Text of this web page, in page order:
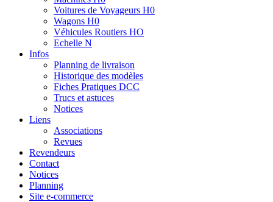
Voitures de Voyageurs H0
Wagons H0
Véhicules Routiers HO
Echelle N
Infos
Planning de livraison
Historique des modèles
Fiches Pratiques DCC
Trucs et astuces
Notices
Liens
Associations
Revues
Revendeurs
Contact
Notices
Planning
Site e-commerce